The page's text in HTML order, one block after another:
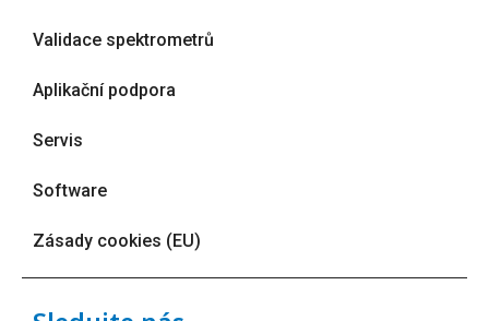
Validace spektrometrů
Aplikační podpora
Servis
Software
Zásady cookies (EU)